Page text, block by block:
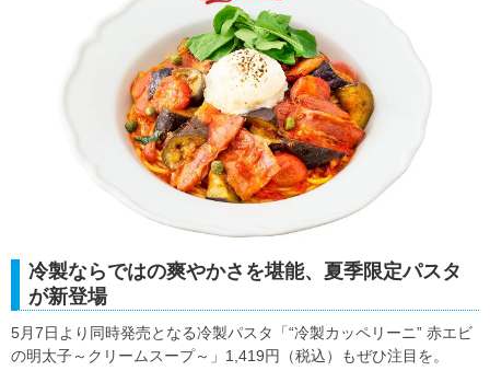
冷製ならではの爽やかさを堪能、夏季限定パスタ
が新登場
5月7日より同時発売となる冷製パスタ「“冷製カッペリーニ” 赤エビ
の明太子～クリームスープ～」1,419円（税込）もぜひ注目を。